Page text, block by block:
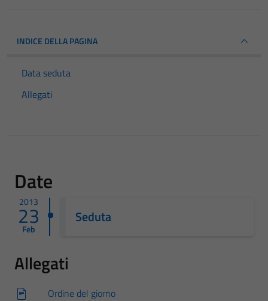
INDICE DELLA PAGINA
Data seduta
Allegati
Date
2013
23
Feb
Seduta
Allegati
Ordine del giorno